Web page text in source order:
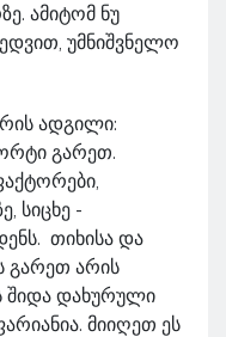
ამიტომ ნუ
უმნიშვნელო
ადგილი:
გარეთ.
სიცხე -
თიხისა და
გარეთ არის
შიდა დახურული
მიიღეთ ეს